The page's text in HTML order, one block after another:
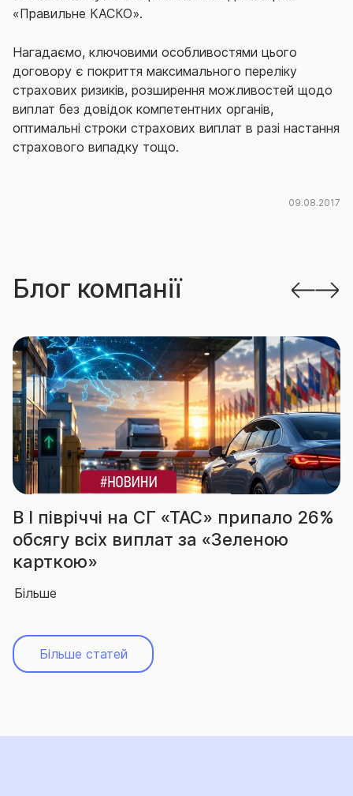
«Правильне КАСКО».
Нагадаємо, ключовими особливостями цього
договору є покриття максимального переліку
страхових ризиків, розширення можливостей щодо
виплат без довідок компетентних органів,
оптимальні строки страхових виплат в разі настання
страхового випадку тощо.
09.08.2017
Блог компанії
В І півріччі на СГ «ТАС» припало 26%
обсягу всіх виплат за «Зеленою
карткою»
Більше
Більше статей